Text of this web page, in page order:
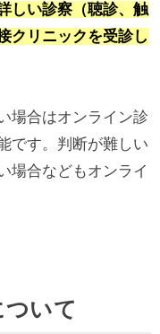
しい診察（聴診、触
クリニックを受診し
場合はオンライン診
です。判断が難しい
場合などもオンライ
いて